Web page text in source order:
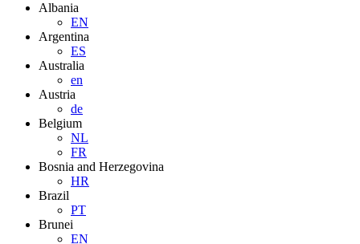
Albania
EN
Argentina
ES
Australia
en
Austria
de
Belgium
NL
FR
Bosnia and Herzegovina
HR
Brazil
PT
Brunei
EN